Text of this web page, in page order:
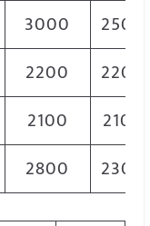
3000
2500
2200
2200
2100
2100
2800 2300